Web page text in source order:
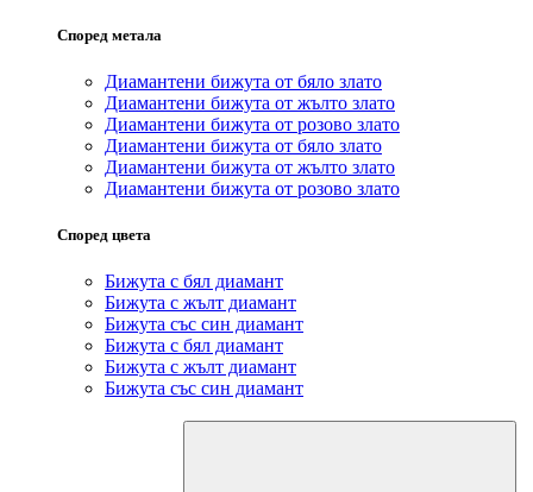
Според метала
Диамантени бижута от бяло злато
Диамантени бижута от жълто злато
Диамантени бижута от розово злато
Диамантени бижута от бяло злато
Диамантени бижута от жълто злато
Диамантени бижута от розово злато
Според цвета
Бижута с бял диамант
Бижута с жълт диамант
Бижута със син диамант
Бижута с бял диамант
Бижута с жълт диамант
Бижута със син диамант